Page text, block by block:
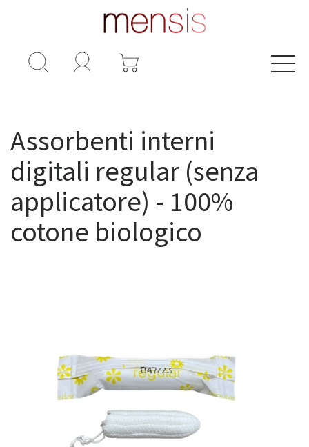
Assorbenti interni digitali (senza
Assorbenti interni
digitali regular (senza
applicatore) - 100%
cotone biologico